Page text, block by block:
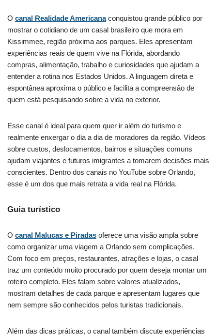
O canal Realidade Americanaconquistou grande público por
mostrar o cotidiano de um casal brasileiro que mora em
Kissimmee, região próxima aos parques. Eles apresentam
experiências reais de quem vive na Flórida, abordando
compras, alimentação, trabalho e curiosidades que ajudam a
entender a rotina nos Estados Unidos. A linguagem direta e
espontânea aproxima o público e facilita a compreensão de
quem está pesquisando sobre a vida no exterior.
Esse canal é ideal para quem quer ir além do turismo e
realmente enxergar o dia a dia de moradores da região. Vídeos
sobre custos, deslocamentos, bairros e situações comuns
ajudam viajantes e futuros imigrantes a tomarem decisões mais
conscientes. Dentro dos canais no YouTube sobre Orlando,
esse é um dos que mais retrata a vida real na Flórida.
Guia turístico
O canal Malucas e Piradas oferece uma visão ampla sobre
como organizar uma viagem a Orlando sem complicações.
Com foco em preços, restaurantes, atrações e lojas, o casal
traz um conteúdo muito procurado por quem deseja montar um
roteiro completo. Eles falam sobre valores atualizados,
mostram detalhes de cada parque e apresentam lugares que
nem sempre são conhecidos pelos turistas tradicionais.
Além das dicas práticas, o canal também discute experiências